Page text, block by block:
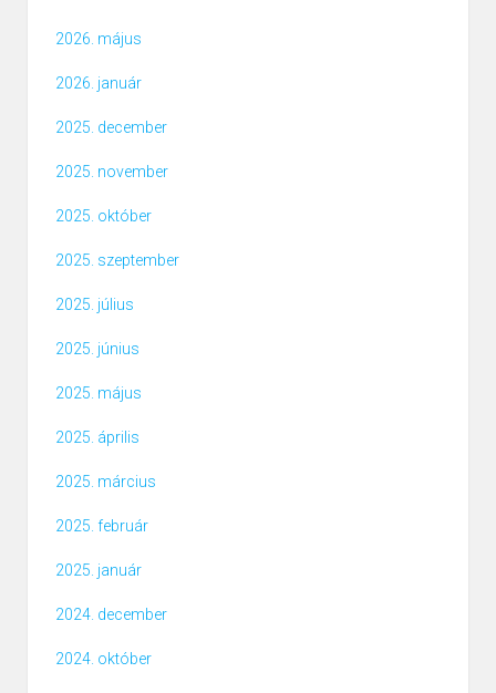
2026. május
2026. január
2025. december
2025. november
2025. október
2025. szeptember
2025. július
2025. június
2025. május
2025. április
2025. március
2025. február
2025. január
2024. december
2024. október